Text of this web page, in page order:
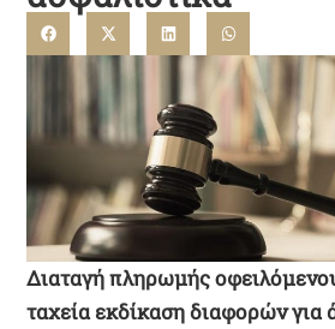
Διαταγή πληρωμής
ταχεία εκδίκαση διαφορών για